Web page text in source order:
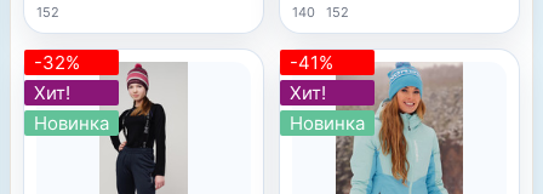
152
140
152
-32%
Хит!
Новинка
-41%
Хит!
Новинка